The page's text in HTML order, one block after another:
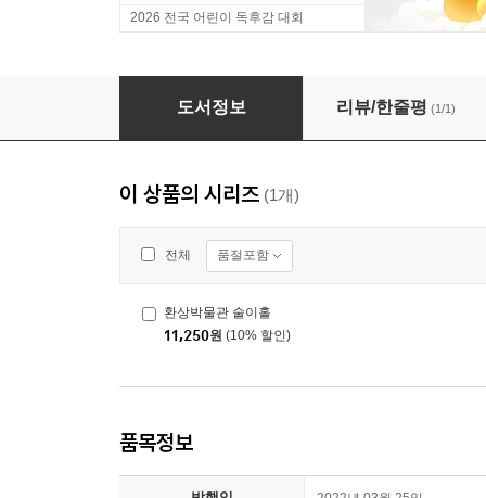
2026 전국 어린이 독후감 대회
환상박물관 술이홀
도서정보 리뷰/한줄평 (1/1)
이 상품의 시리즈 (1개)
전체 품절포함
환상박물관 술이홀
11,250원 (10% 할인)
품목정보